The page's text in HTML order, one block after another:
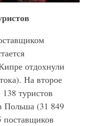
отдохнули
На второе
туристов
Польша (31 849